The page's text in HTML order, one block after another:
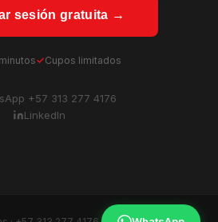
sesión gratuita →
Cupos limitados
+57 313 277 4176
LinkedIn